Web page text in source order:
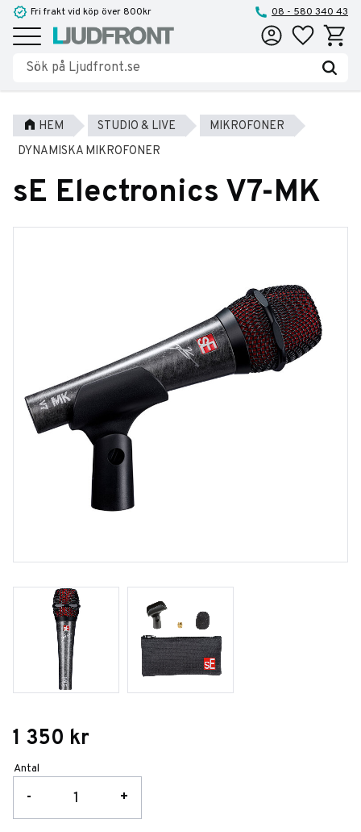
Meny
Fri frakt vid köp över 800kr 08 - 580 340 43
Favoriter
HEM STUDIO & LIVE
MIKROFONER
DYNAMISKA MIKROFONER
sE Electronics V7-MK
1 350 kr
Antal
+
-